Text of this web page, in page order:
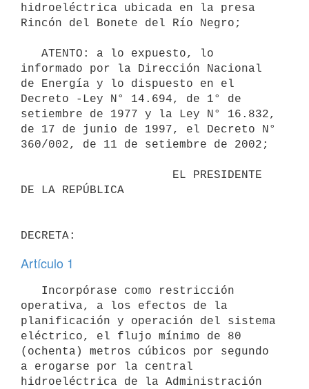
hidroeléctrica ubicada en la presa
Rincón del Bonete del Río Negro;
informado por la Dirección Nacional
de Energía y lo dispuesto en el
Decreto -Ley N° 14.694, de 1° de
setiembre de 1977 y la Ley N° 16.832,
de 17 de junio de 1997, el Decreto N°
360/002, de 11 de setiembre de 2002;
DE LA REPÚBLICA
Artículo 1
operativa, a los efectos de la
planificación y operación del sistema
eléctrico, el flujo mínimo de 80
(ochenta) metros cúbicos por segundo
a erogarse por la central
hidroeléctrica de la Administración